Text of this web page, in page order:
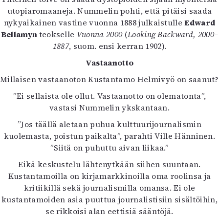
utopiaromaaneja. Nummelin pohti, että pitäisi saada
nykyaikainen vastine vuonna 1888 julkaistulleEdward
Bellamynteokselle Vuonna 2000 (Looking Backward, 2000–
1887, suom. ensi kerran 1902).
Vastaanotto
Millaisen vastaanoton Kustantamo Helmivyö on saanut?
”Ei sellaista ole ollut. Vastaanotto on olematonta”,
vastasi Nummelin ykskantaan.
”Jos täällä aletaan puhua kulttuurijournalismin
kuolemasta, poistun paikalta”, parahti Ville Hänninen.
”Siitä on puhuttu aivan liikaa.”
Eikä keskustelu lähtenytkään siihen suuntaan.
Kustantamoilla on kirjamarkkinoilla oma roolinsa ja
kritiikillä sekä journalismilla omansa. Ei ole
kustantamoiden asia puuttua journalistisiin sisältöihin,
se rikkoisi alan eettisiä sääntöjä.